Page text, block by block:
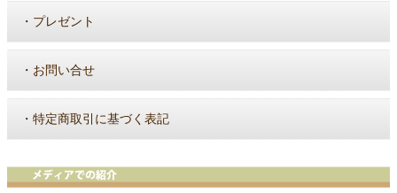
・ プレゼント
・ お問い合せ
・ 特定商取引に基づく表記